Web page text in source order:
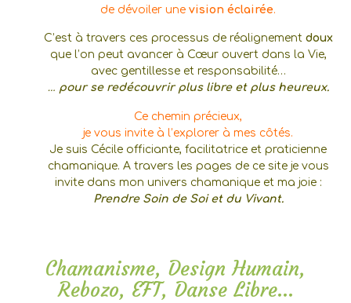
de dévoiler unevision éclairée.
C’est à travers ces processus de réalignement doux
que l’on peut avancer à Cœur ouvert dans la Vie,
avec gentillesse et responsabilité…
… pour se redécouvrir plus libre et plus heureux.
Ce chemin précieux,
je vous invite à l’explorer à mes côtés.
Je suis Cécile officiante, facilitatrice et praticienne
chamanique. A travers les pages de ce site je vous
invite dans mon univers chamanique et ma joie :
Prendre Soin de Soi et du Vivant.
Chamanisme, Design Humain,
Rebozo, EFT, Danse Libre…